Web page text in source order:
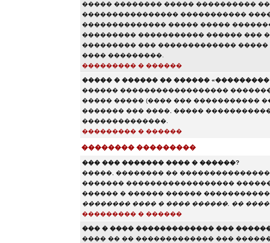
����� �������� ����� ����������
���������������� �����������
�������������� ����� �����
��������� ����������� ������ ���
��������� ��� �������������
���� ���������.
��������� � ������
����� � ������ �� ������ «���������
������ ������������������
����� ����� (���� ��� �����������
������� ��� ����, �����
��������������.
��������� � ������
�������� ���������
��� ��� ������� ���� � ������?
�����, �������� ��
������� ������������������
������ � ������ ������
�������� ���� � ���� ������, ��
��������� � ������
��� � ���� ������������� ���
���� �� �� ������������� ���